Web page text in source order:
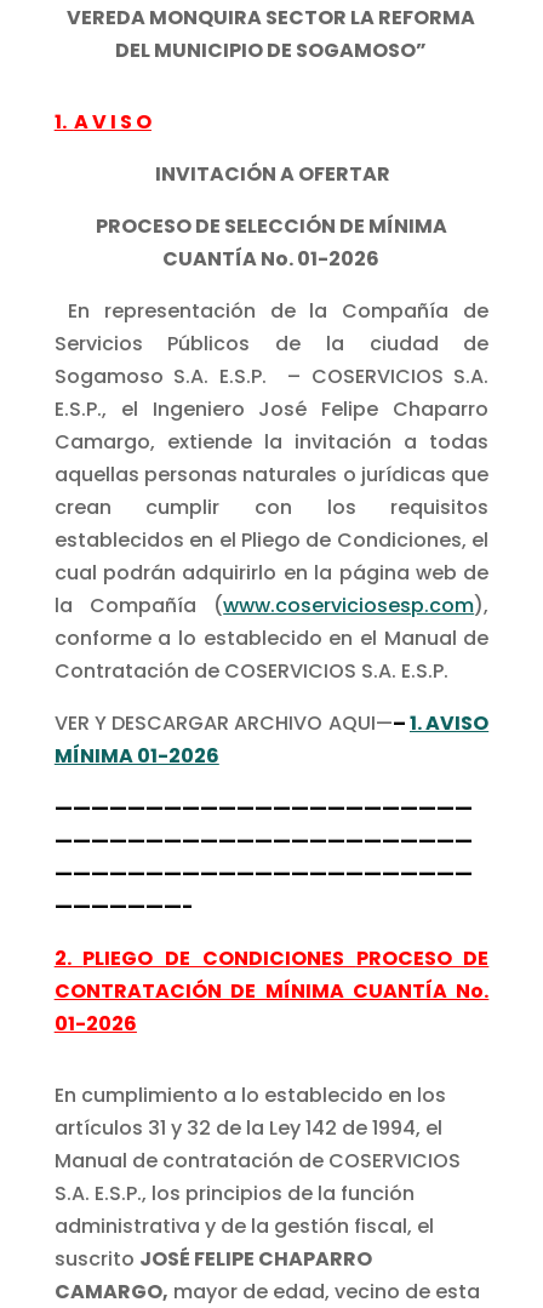
VEREDA MONQUIRA SECTOR LA REFORMA
DEL MUNICIPIO DE SOGAMOSO”
1. A V I S O
INVITACIÓN A OFERTAR
PROCESO DE SELECCIÓN DE MÍNIMA
CUANTÍA No. 01-2026
En representación de la Compañía de
Servicios Públicos de la ciudad de
Sogamoso S.A. E.S.P. – COSERVICIOS S.A.
E.S.P., el Ingeniero José Felipe Chaparro
Camargo, extiende la invitación a todas
aquellas personas naturales o jurídicas que
crean cumplir con los requisitos
establecidos en el Pliego de Condiciones, el
cual podrán adquirirlo en la página web de
la Compañía (www.coserviciosesp.com),
conforme a lo establecido en el Manual de
Contratación de COSERVICIOS S.A. E.S.P.
VER Y DESCARGAR ARCHIVO AQUI—–1. AVISO
MÍNIMA 01-2026
———————————————————————
———————————————————————
———————————————————————
———————-
2. PLIEGO DE CONDICIONES PROCESO DE
CONTRATACIÓN DE MÍNIMA CUANTÍA No.
01-2026
En cumplimiento a lo establecido en los
artículos 31 y 32 de la Ley 142 de 1994, el
Manual de contratación de COSERVICIOS
S.A. E.S.P., los principios de la función
administrativa y de la gestión fiscal, el
suscrito JOSÉ FELIPE CHAPARRO
CAMARGO, mayor de edad, vecino de esta